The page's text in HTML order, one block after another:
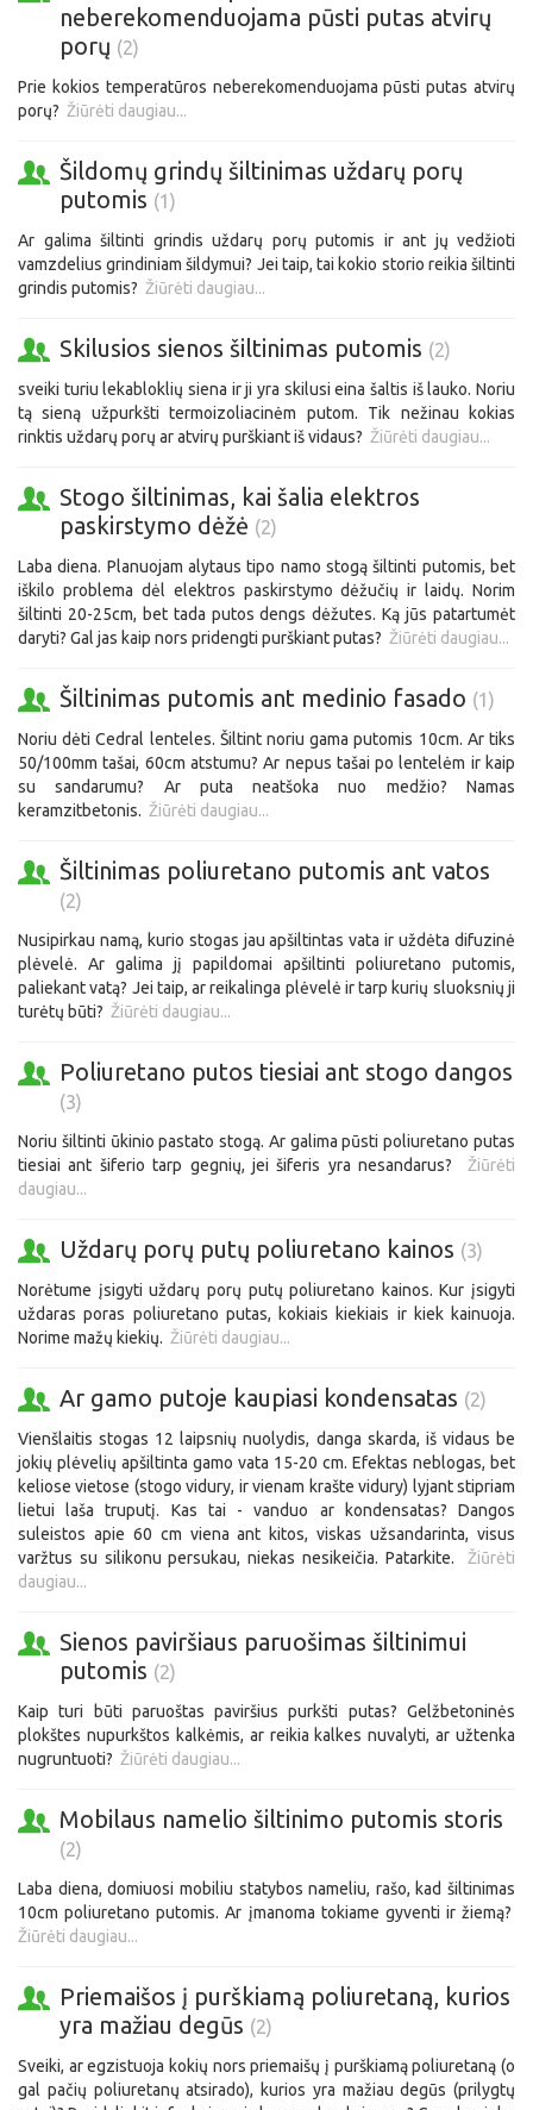
neberekomenduojama pūsti putas atvirų
porų (2)
Prie kokios temperatūros neberekomenduojama pūsti putas atvirų
porų? Žiūrėti daugiau...
Šildomų grindų šiltinimas uždarų porų
putomis (1)
Ar galima šiltinti grindis uždarų porų putomis ir ant jų vedžioti
vamzdelius grindiniam šildymui? Jei taip, tai kokio storio reikia šiltinti
grindis putomis? Žiūrėti daugiau...
Skilusios sienos šiltinimas putomis (2)
sveiki turiu lekabloklių siena ir ji yra skilusi eina šaltis iš lauko. Noriu
tą sieną užpurkšti termoizoliacinėm putom. Tik nežinau kokias
rinktis uždarų porų ar atvirų purškiant iš vidaus? Žiūrėti daugiau...
Stogo šiltinimas, kai šalia elektros
paskirstymo dėžė (2)
Laba diena. Planuojam alytaus tipo namo stogą šiltinti putomis, bet
iškilo problema dėl elektros paskirstymo dėžučių ir laidų. Norim
šiltinti 20-25cm, bet tada putos dengs dėžutes. Ką jūs patartumėt
daryti? Gal jas kaip nors pridengti purškiant putas? Žiūrėti daugiau...
Šiltinimas putomis ant medinio fasado (1)
Noriu dėti Cedral lenteles. Šiltint noriu gama putomis 10cm. Ar tiks
50/100mm tašai, 60cm atstumu? Ar nepus tašai po lentelėm ir kaip
su sandarumu? Ar puta neatšoka nuo medžio? Namas
keramzitbetonis. Žiūrėti daugiau...
Šiltinimas poliuretano putomis ant vatos
(2)
Nusipirkau namą, kurio stogas jau apšiltintas vata ir uždėta difuzinė
plėvelė. Ar galima jį papildomai apšiltinti poliuretano putomis,
paliekant vatą? Jei taip, ar reikalinga plėvelė ir tarp kurių sluoksnių ji
turėtų būti? Žiūrėti daugiau...
Poliuretano putos tiesiai ant stogo dangos
(3)
Noriu šiltinti ūkinio pastato stogą. Ar galima pūsti poliuretano putas
tiesiai ant šiferio tarp gegnių, jei šiferis yra nesandarus? Žiūrėti
daugiau...
Uždarų porų putų poliuretano kainos (3)
Norėtume įsigyti uždarų porų putų poliuretano kainos. Kur įsigyti
uždaras poras poliuretano putas, kokiais kiekiais ir kiek kainuoja.
Norime mažų kiekių. Žiūrėti daugiau...
Ar gamo putoje kaupiasi kondensatas (2)
Vienšlaitis stogas 12 laipsnių nuolydis, danga skarda, iš vidaus be
jokių plėvelių apšiltinta gamo vata 15-20 cm. Efektas neblogas, bet
keliose vietose (stogo vidury, ir vienam krašte vidury) lyjant stipriam
lietui laša truputį. Kas tai - vanduo ar kondensatas? Dangos
suleistos apie 60 cm viena ant kitos, viskas užsandarinta, visus
varžtus su silikonu persukau, niekas nesikeičia. Patarkite. Žiūrėti
daugiau...
Sienos paviršiaus paruošimas šiltinimui
putomis (2)
Kaip turi būti paruoštas paviršius purkšti putas? Gelžbetoninės
plokštes nupurkštos kalkėmis, ar reikia kalkes nuvalyti, ar užtenka
nugruntuoti? Žiūrėti daugiau...
Mobilaus namelio šiltinimo putomis storis
(2)
Laba diena, domiuosi mobiliu statybos nameliu, rašo, kad šiltinimas
10cm poliuretano putomis. Ar įmanoma tokiame gyventi ir žiemą?
Žiūrėti daugiau...
Priemaišos į purškiamą poliuretaną, kurios
yra mažiau degūs (2)
Sveiki, ar egzistuoja kokių nors priemaišų į purškiamą poliuretaną (o
gal pačių poliuretanų atsirado), kurios yra mažiau degūs (prilygtų